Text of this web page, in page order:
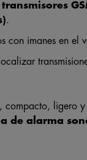
.
con imanes en el
, compacto, ligero y
de alarma